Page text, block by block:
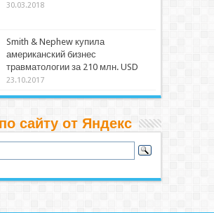
30.03.2018
Smith & Nephew купила
американский бизнес
травматологии за 210 млн. USD
23.10.2017
сайту от Яндекс